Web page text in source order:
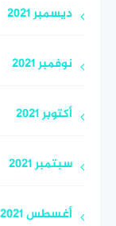
ديسمبر 2021
نوفمبر 2021
أكتوبر 2021
سبتمبر 2021
أغسطس 2021